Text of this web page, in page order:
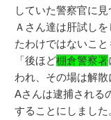
していた警察官に見
Ａさん達は肝試し
たわけではないこと
「後ほど棚倉警察署
われ、その場は解散
Aさんは逮捕される
することにしました